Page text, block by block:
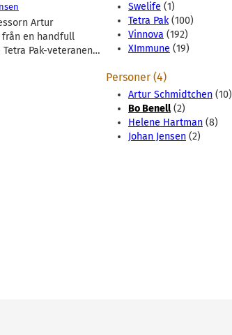
Artur
en handfull
Pak-veteranen…
Swelife (1)
Tetra Pak(100)
Vinnova (192)
XImmune (19)
Personer (4)
Artur Schmidtchen (10)
Bo Benell(2)
Helene Hartman (8)
Johan Jensen (2)